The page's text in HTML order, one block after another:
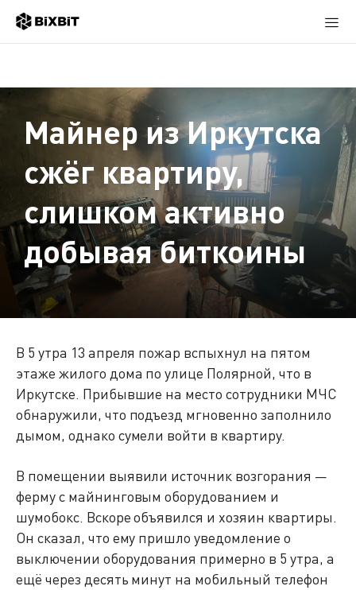
Майнер из Иркутска
сжёг квартиру,
слишком активно
добывая биткоины
В 5 утра 13 апреля пожар вспыхнул на пятом
этаже жилого дома по улице Полярной, что в
Иркутске. Прибывшие на место сотрудники МЧС
обнаружили, что подъезд мгновенно заполнило
дымом, однако сумели войти в квартиру.
В помещении выявили источник возгорания —
ферму с майнинговым оборудованием и
шумобокс. Вскоре объявился и хозяин квартиры.
Он сказал, что ему пришло уведомление о
выключении оборудования примерно в 5 утра, а
ещё через десять минут на мобильный телефон